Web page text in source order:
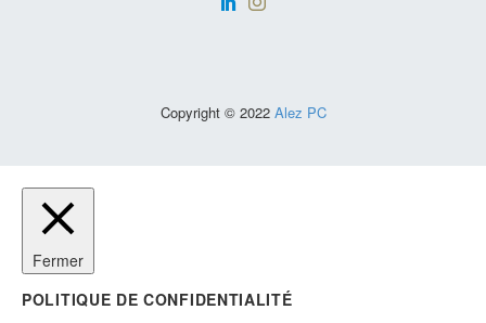
Copyright © 2022 Alez PC
Fermer
POLITIQUE DE CONFIDENTIALITÉ